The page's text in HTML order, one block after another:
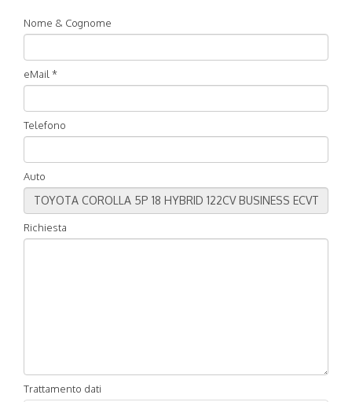
Nome & Cognome
eMail *
Telefono
Auto
Richiesta
Trattamento dati